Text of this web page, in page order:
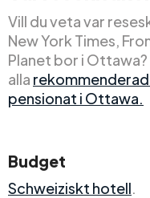
Vill du veta var
New York Times,
Planet bor i
alla
pensionat i Ottawa.
Budget
Schweiziskt hotell.